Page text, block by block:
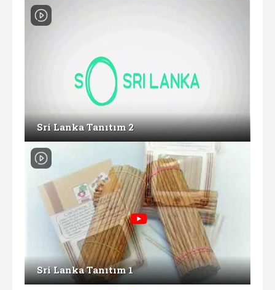
Sri Lanka Tanıtım 2
Sri Lanka Tanıtım 1